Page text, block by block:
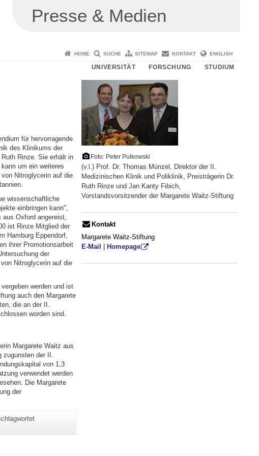
Presse & Medien
HOME SUCHE SITEMAP KONTAKT ENGLISH
UNIVERSITÄT FORSCHUNG STUDIUM
für hervorragende
des Klinikums der
Rinze. Sie erhält in
um ein weiteres
Nitroglycerin auf die
wissenschaftliche
einbringen kann",
aus Oxford angereist,
ist Rinze Mitglied der
Hamburg Eppendorf,
ihrer Promotionsarbeit
der
Nitroglycerin auf die
werden und ist
auch den Margarete
die an der II.
worden sind.
Margarete Waitz aus
zugunsten der II.
von 1,3
verwendet werden
Die Margarete
der
Foto: Peter Pulkowski
(v.l.) Prof. Dr. Thomas Münzel, Direktor der II.
Medizinischen Klinik und Poliklinik, Preisträgerin Dr.
Ruth Rinze und Jan Kanty Fibich,
Vorstandsvorsitzender der Margarete Waitz-Stiftung
Kontakt
Margarete Waitz-Stiftung
E-Mail
Homepage